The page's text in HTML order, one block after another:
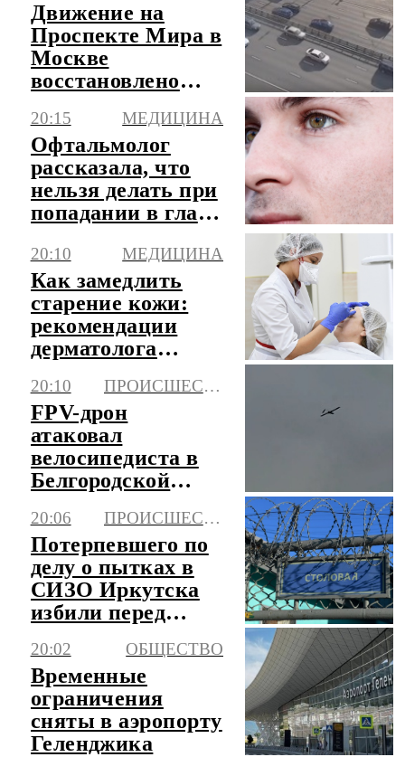
Движение на
Проспекте Мира в
Москве
восстановлено
20:15 МЕДИЦИНА
Офтальмолог
рассказала, что
нельзя делать при
попадании в глаз
20:10 МЕДИЦИНА
Как замедлить
старение кожи:
рекомендации
дерматолога
20:10 ПРОИСШЕСТВИЯ
FPV-дрон
атаковал
велосипедиста в
Белгородской
20:06 ПРОИСШЕСТВИЯ
Потерпевшего по
делу о пытках в
СИЗО Иркутска
избили перед
20:02 ОБЩЕСТВО
Временные
ограничения
сняты в аэропорту
Геленджика